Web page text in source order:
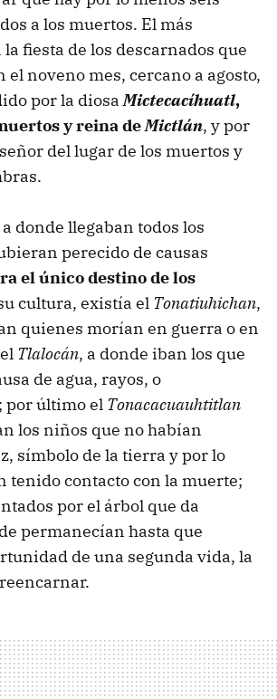
a los muertos. El más
fiesta de los descarnados que
el noveno mes, cercano a agosto,
por la diosaMictecacíhuatl,
y reina deMictlán, y por
del lugar de los muertos y
a donde llegaban todos los
perecido de causas
el único destino de los
cultura, existía el Tonatiuhichan,
quienes morían en guerra o en
Tlalocán, a donde iban los que
de agua, rayos, o
por último el Tonacacuauhtitlan
los niños que no habían
símbolo de la tierra y por lo
tenido contacto con la muerte;
por el árbol que da
permanecían hasta que
de una segunda vida, la